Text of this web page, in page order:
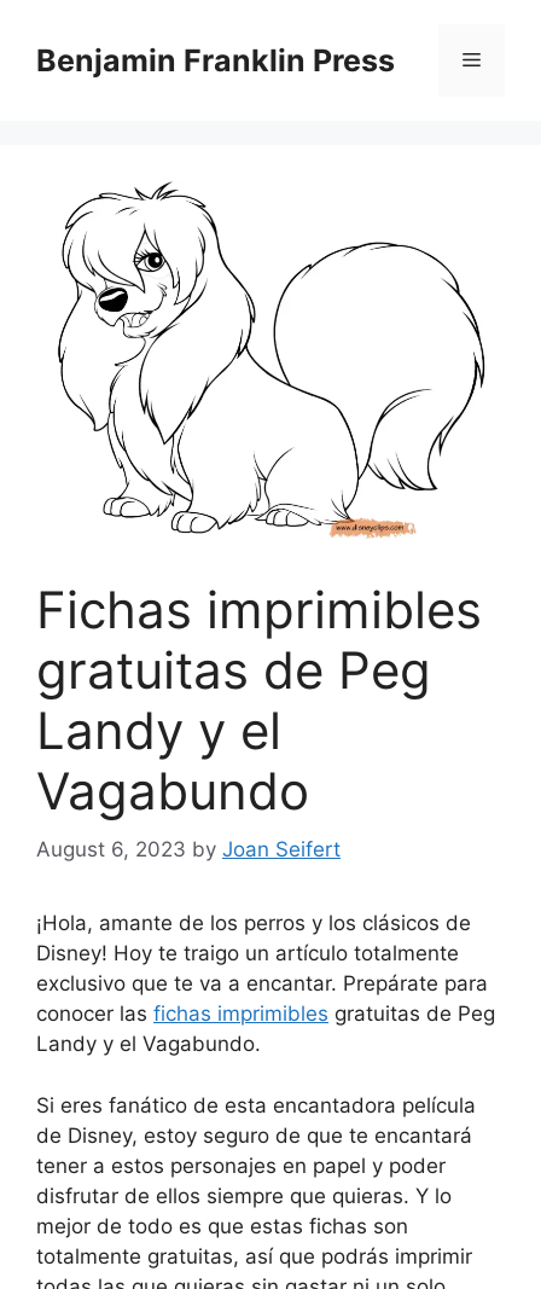
contentBenjamin Franklin Press Menu
Fichas imprimibles
gratuitas de Peg
Landy y el
Vagabundo
August 6, 2023 by Joan Seifert
¡Hola, amante de los perros y los clásicos de
Disney! Hoy te traigo un artículo totalmente
exclusivo que te va a encantar. Prepárate para
conocer las fichas imprimibles gratuitas de Peg
Landy y el Vagabundo.
Si eres fanático de esta encantadora película
de Disney, estoy seguro de que te encantará
tener a estos personajes en papel y poder
disfrutar de ellos siempre que quieras. Y lo
mejor de todo es que estas fichas son
totalmente gratuitas, así que podrás imprimir